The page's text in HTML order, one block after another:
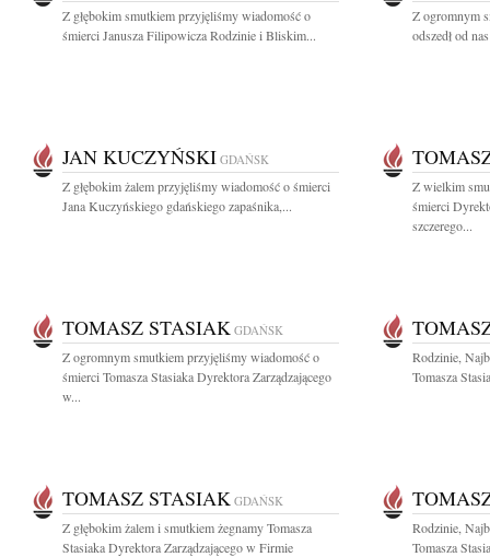
Z głębokim smutkiem przyjęliśmy wiadomość o
śmierci Janusza Filipowicza Rodzinie i Bliskim...
Z ogromnym
odszedł od
JAN KUCZYŃSKI GDAŃSK
Z głębokim żalem przyjęliśmy wiadomość o śmierci
Jana Kuczyńskiego gdańskiego zapaśnika,...
Z wielkim
śmierci
szczerego...
TOMASZ STASIAK GDAŃSK
Z ogromnym smutkiem przyjęliśmy wiadomość o
śmierci Tomasza Stasiaka Dyrektora Zarządzającego
w...
Rodzinie,
Tomasza
TOMASZ STASIAK GDAŃSK
Z głębokim żalem i smutkiem żegnamy Tomasza
Stasiaka Dyrektora Zarządzającego w Firmie
Rodzinie,
Tomasza